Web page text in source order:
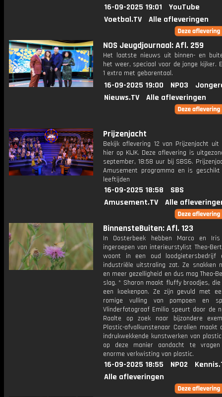
16-09-2025 19:01
YouTube
Voetbal.TV
Alle afleveringen
NOS Jeugdjournaal: Afl. 259
Het laatste nieuws uit binnen- en
het weer, speciaal voor de jonge kijker.
1 extra met gebarentaal.
16-09-2025 19:00 NPO3
Nieuws.TV
Alle afleveringen
Prijzenjacht
Bekijk aflevering 12 van Prijzenjacht uit
hier op KIJK. Deze aflevering is
september, 18:58 uur bij SBS6.
Amusement programma en is
leeftijden
16-09-2025 18:58
SBS
Amusement.TV
Alle
BinnensteBuiten: Afl. 123
In Oosterbeek hebben Marco en
ingeroepen van interieurstylist Theo-
woont in een oud
industriële uitstraling zat. Ze snakken
en meer gezelligheid en dus mag Theo-
slag. * Sharon maakt fluffy broodjes,
een koekenpan. Ze zijn gevuld met
romige vulling van pompoen en
Vlinderfotograaf Emilio speurt door de
Raalte op zoek naar bijzondere
Plastic-afvalkunstenaar Carolien maakt
indrukwekkende kunstwerken van
op deze manier aandacht te
enorme verkwisting van plastic.
16-09-2025 18:55 NPO2
Alle afleveringen